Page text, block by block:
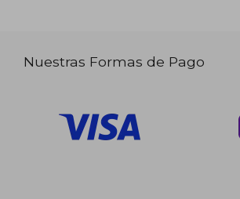
Nuestras Formas de Pago